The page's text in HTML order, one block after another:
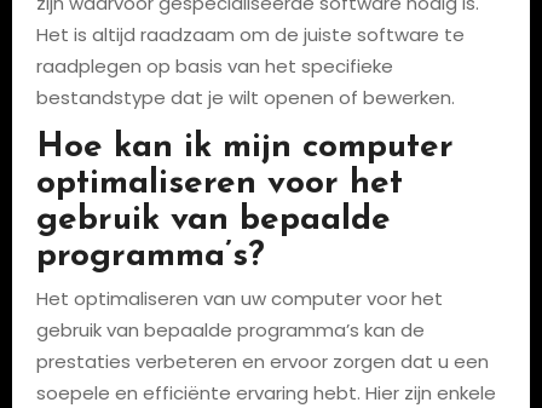
Het is altijd raadzaam om de juiste software te
raadplegen op basis van het specifieke
bestandstype dat je wilt openen of bewerken.
Hoe kan ik mijn computer
optimaliseren voor het
gebruik van bepaalde
programma’s?
Het optimaliseren van uw computer voor het
gebruik van bepaalde programma’s kan de
prestaties verbeteren en ervoor zorgen dat u een
soepele en efficiënte ervaring hebt. Hier zijn enkele